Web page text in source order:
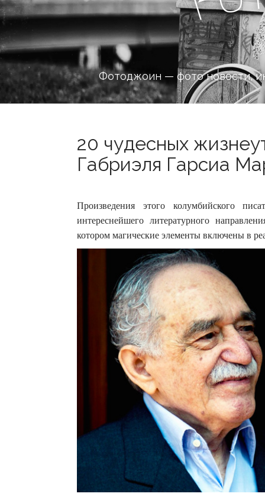
Фотоджоин — фото новости,
20 чудесных
Габриэля Гарсиа
Произведения этого колумбийского
интереснейшего литературного
котором магические элементы включены в